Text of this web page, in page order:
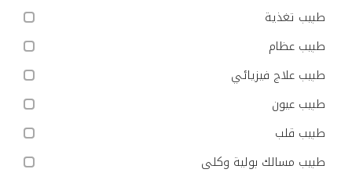
طبيب تغذية
طبيب عظام
طبيب علاج فيزيائي
طبيب عيون
طبيب قلب
طبيب مسالك بولية وكلى